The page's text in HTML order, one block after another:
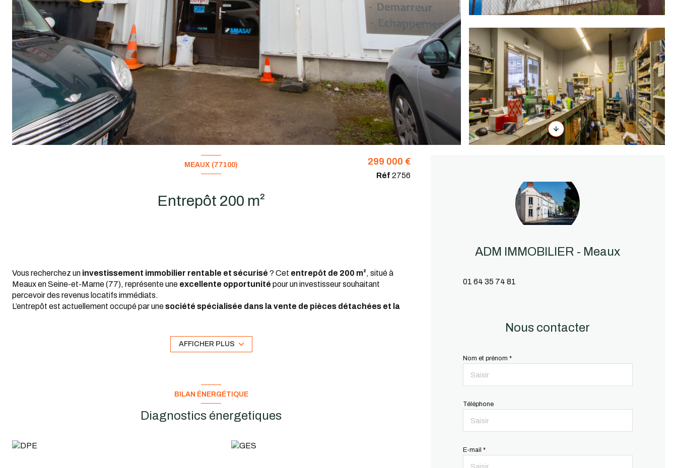
MEAUX (77100)
Entrepôt 200 m²
299 000 €
Réf 2756
Vous recherchez un investissement immobilier rentable et sécurisé ? Cet entrepôt de 200 m², situé à
Meaux en Seine-et-Marne (77), représente une excellente opportunité pour un investisseur souhaitant
percevoir des revenus locatifs immédiats.
L’entrepôt est actuellement occupé par unesociété spécialisée dans la vente de pièces détachées et la
, assurant unrendement locatif immédiat
- Un emplacement stratégique avec un potentiel de valorisation
Locataire en place depuis plus de 15 ans
Rentabilité immédiate
AFFICHER PLUS
BILAN ÉNERGÉTIQUE
Diagnostics énergetiques
ADM IMMOBILIER - Meaux
01 64 35 74 81
Nous contacter
Nom et prénom *
Téléphone
E-mail *